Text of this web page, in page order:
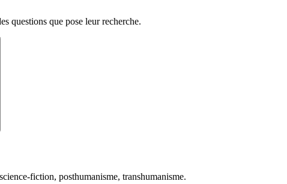
questions que pose leur recherche.
fiction, posthumanisme, transhumanisme.